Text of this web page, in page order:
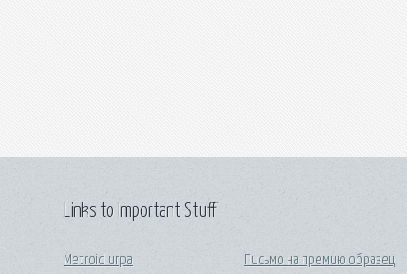
Links to Important Stuff
Metroid игра Письмо на премию образец